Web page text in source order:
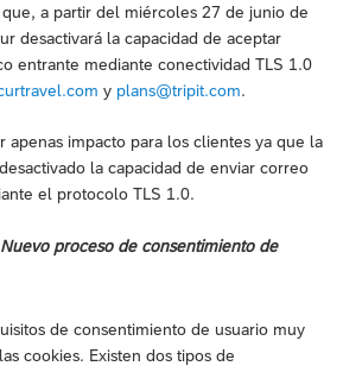
que, a partir del miércoles 27 de junio de
desactivará la capacidad de aceptar
entrante mediante conectividad TLS 1.0
y plans@tripit.com.
apenas impacto para los clientes ya que la
la capacidad de enviar correo
el protocolo TLS 1.0.
proceso de consentimiento de
de consentimiento de usuario muy
cookies. Existen dos tipos de